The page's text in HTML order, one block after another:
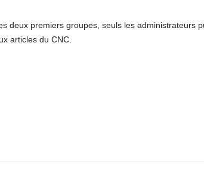
deux premiers groupes, seuls les administrateurs
articles du CNC.